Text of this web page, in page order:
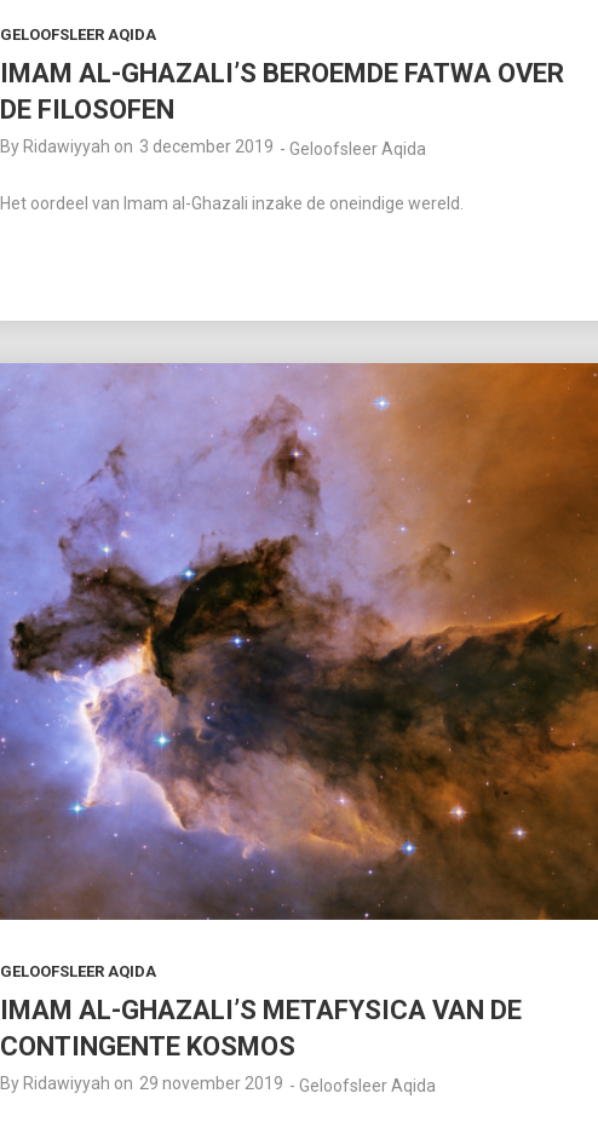
GELOOFSLEER AQIDA
IMAM AL-GHAZALI’S BEROEMDE FATWA OVER
DE FILOSOFEN
By Ridawiyyah on 3 december 2019 -Geloofsleer Aqida
Het oordeel van Imam al-Ghazali inzake de oneindige wereld.
GELOOFSLEER AQIDA
IMAM AL-GHAZALI’S METAFYSICA VAN DE
CONTINGENTE KOSMOS
By Ridawiyyah on 29 november 2019 -Geloofsleer Aqida